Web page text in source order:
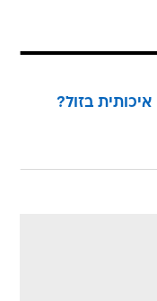
איכותית בזול?